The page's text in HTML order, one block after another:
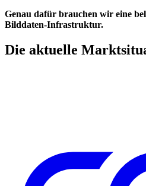
Genau dafür brauchen wir eine
Bilddaten-Infrastruktur.
Die aktuelle